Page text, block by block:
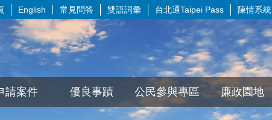
English 常見問答 雙語詞彙 台北通Taipei Pass 陳情系統
請案件 優良事蹟 公民參與專區 廉政園地